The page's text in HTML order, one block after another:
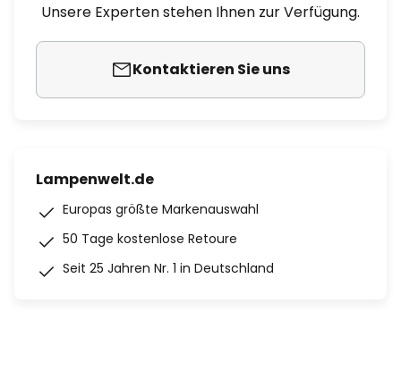
Unsere Experten stehen Ihnen zur Verfügung.
Kontaktieren Sie uns
Lampenwelt.de
Europas größte Markenauswahl
50 Tage kostenlose Retoure
Seit 25 Jahren Nr. 1 in Deutschland